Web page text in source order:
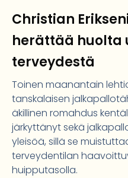
Christian
herättää huolta
terveydestä
Toinen maanantain
tanskalaisen
äkillinen romahdus
järkyttänyt sekä
yleisöä, sillä se
terveydentilan
huipputasolla.